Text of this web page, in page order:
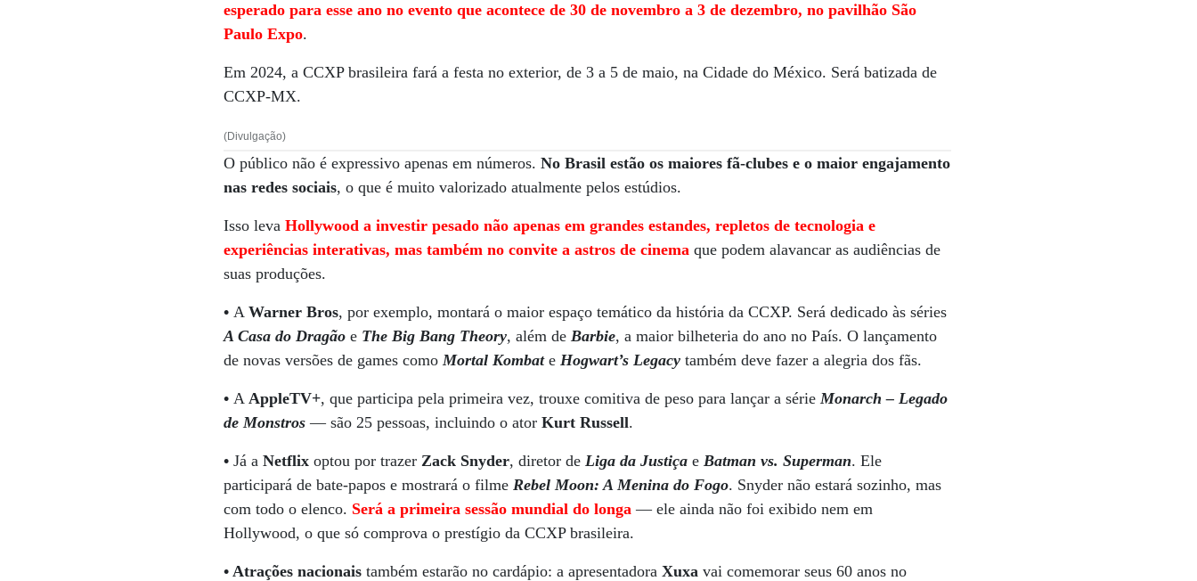
esperado para esse ano no evento que acontece de 30 de novembro a 3 de dezembro, no pavilhão São
Paulo Expo.
Em 2024, a CCXP brasileira fará a festa no exterior, de 3 a 5 de maio, na Cidade do México. Será batizada de
CCXP-MX.
(Divulgação)
O público não é expressivo apenas em números.No Brasil estão os maiores fã-clubes e o maior engajamento
nas redes sociais, o que é muito valorizado atualmente pelos estúdios.
Isso levaHollywood a investir pesado não apenas em grandes estandes, repletos de tecnologia e
experiências interativas, mas também no convite a astros de cinema que podem alavancar as audiências de
suas produções.
•AWarner Bros, por exemplo, montará o maior espaço temático da história da CCXP. Será dedicado às séries
A Casa do Dragão e The Big Bang Theory, além deBarbie, a maior bilheteria do ano no País. O lançamento
de novas versões de games comoMortal Kombat eHogwart’s Legacy também deve fazer a alegria dos fãs.
•AAppleTV+, que participa pela primeira vez, trouxe comitiva de peso para lançar a sérieMonarch – Legado
de Monstros — são 25 pessoas, incluindo o atorKurt Russell.
•Já aNetflix optou por trazerZack Snyder, diretor deLiga da Justiça eBatman vs. Superman. Ele
participará de bate-papos e mostrará o filmeRebel Moon: A Menina do Fogo. Snyder não estará sozinho, mas
com todo o elenco. Será a primeira sessão mundial do longa — ele ainda não foi exibido nem em
Hollywood, o que só comprova o prestígio da CCXP brasileira.
• Atrações nacionais também estarão no cardápio: a apresentadoraXuxa vai comemorar seus 60 anos no